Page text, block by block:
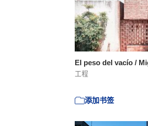
El peso del vacío /
工程
添加书签